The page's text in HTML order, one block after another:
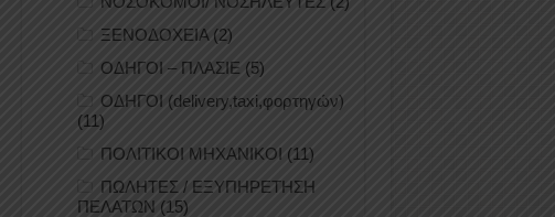
ΞΕΝΟΔΟΧΕΙΑ(2)
ΟΔΗΓΟΙ – ΠΛΑΣΙΕ (5)
ΟΔΗΓΟΙ (delivery,taxi,φορτηγών)
(11)
ΠΟΛΙΤΙΚΟΙ ΜΗΧΑΝΙΚΟΙ (11)
ΠΩΛΗΤΕΣ / ΕΞΥΠΗΡΕΤΗΣΗ
ΠΕΛΑΤΩΝ (15)